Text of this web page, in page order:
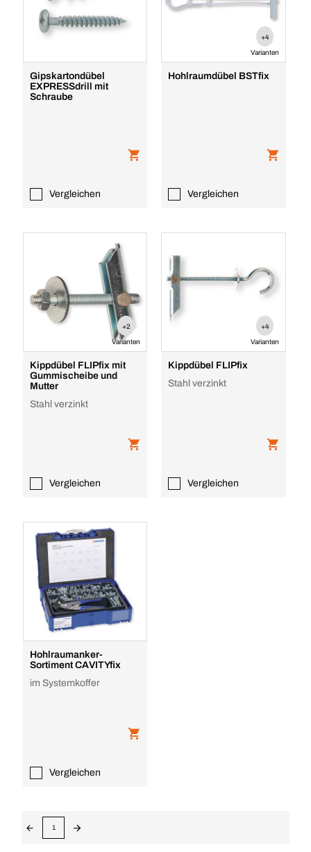
Gipskartondübel
EXPRESSdrill mit
Schraube
Vergleichen
+4
Varianten
Hohlraumdübel BSTfix
Vergleichen
+2
Varianten
Kippdübel FLIPfix mit
Gummischeibe und
Mutter
Stahl verzinkt
Vergleichen
+4
Varianten
Kippdübel FLIPfix
Stahl verzinkt
Vergleichen
Hohlraumanker-
Sortiment CAVITYfix
im Systemkoffer
Vergleichen
1